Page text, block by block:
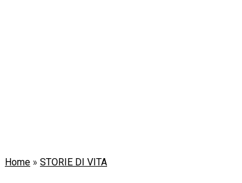
Home » STORIE DI VITA